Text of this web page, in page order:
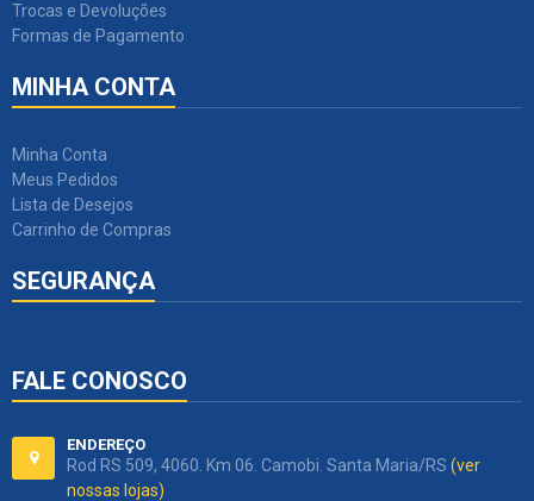
Trocas e Devoluções
Formas de Pagamento
MINHA CONTA
Minha Conta
Meus Pedidos
Lista de Desejos
Carrinho de Compras
SEGURANÇA
FALE CONOSCO
ENDEREÇO
Rod RS 509, 4060. Km 06. Camobi. Santa Maria/RS (ver
nossas lojas)